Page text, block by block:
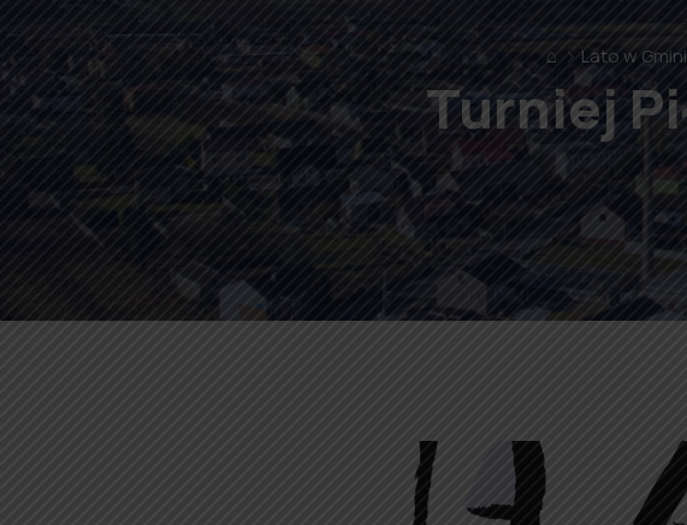
⌂ Lato w
Turniej